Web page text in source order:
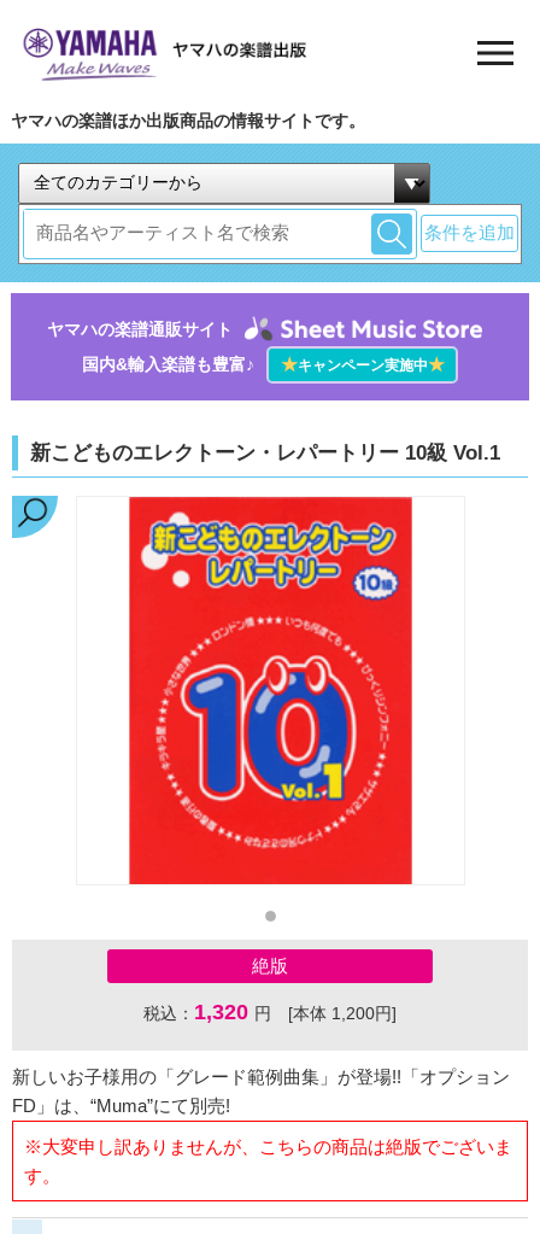
ヤマハの楽譜ほか出版商品の情報サイトです。
条件を追加
ヤマハの楽譜通販サイト
国内&輸入楽譜も豊富♪
★キャンペーン実施中★
新こどものエレクトーン・レパートリー 10級 Vol.1
絶版
税込： 1,320 円 [本体 1,200円]
新しいお子様用の「グレード範例曲集」が登場!!「オプション
FD」は、“Muma”にて別売!
※大変申し訳ありませんが、こちらの商品は絶版でございま
す。